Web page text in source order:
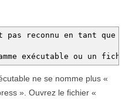
pas reconnu en tant que
exécutable ou un fichier
ne se nomme plus «
». Ouvrez le fichier «